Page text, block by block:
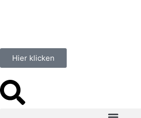
Hier klicken